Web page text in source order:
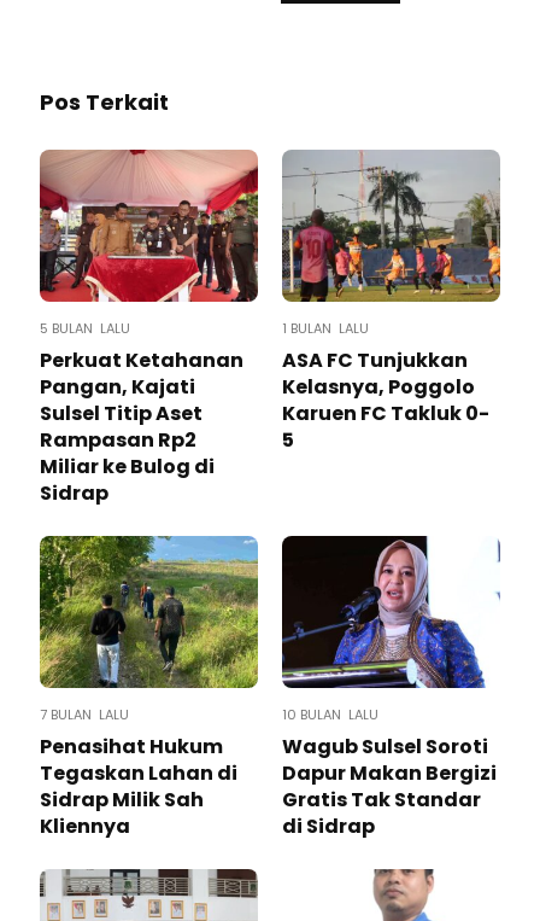
Pos Terkait
5 BULAN LALU
Perkuat Ketahanan
Pangan, Kajati
Sulsel Titip Aset
Rampasan Rp2
Miliar ke Bulog di
Sidrap
1 BULAN LALU
ASA FC Tunjukkan
Kelasnya, Poggolo
Karuen FC Takluk 0-
5
7 BULAN LALU
Penasihat Hukum
Tegaskan Lahan di
Sidrap Milik Sah
Kliennya
10 BULAN LALU
Wagub Sulsel Soroti
Dapur Makan Bergizi
Gratis Tak Standar
di Sidrap